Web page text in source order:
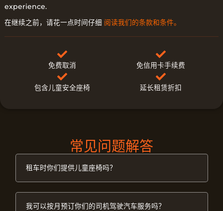
experience.
在继续之前，请花一点时间仔细 阅读我们的条款和条件。
免费取消 免信用卡手续费
包含儿童安全座椅 延长租赁折扣
常见问题解答
租车时你们提供儿童座椅吗？
我可以按月预订你们的司机驾驶汽车服务吗？